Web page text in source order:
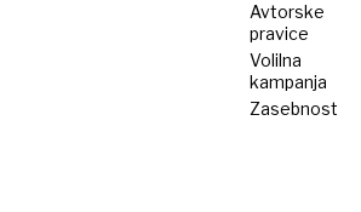
Avtorske
pravice
Volilna
kampanja
Zasebnost